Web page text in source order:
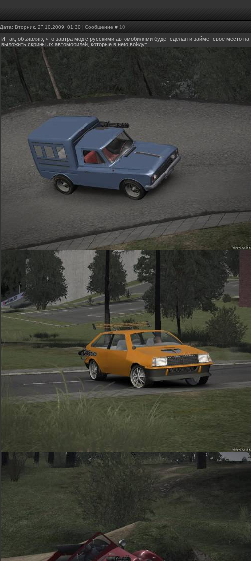
Дата: Вторник, 27.10.2009, 01:30 | Сообщение # 10
И так, объявляю, что завтра мод с русскими автомобилями будет сделан и займёт своё место
выложить скрины 3х автомобилей, которые в него войдут: